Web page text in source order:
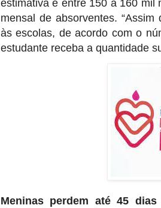
estimativa é entre 150 a 160 mil
mensal de absorventes.
às escolas, de acordo com o
estudante receba a quantidade
Meninas perdem até 45